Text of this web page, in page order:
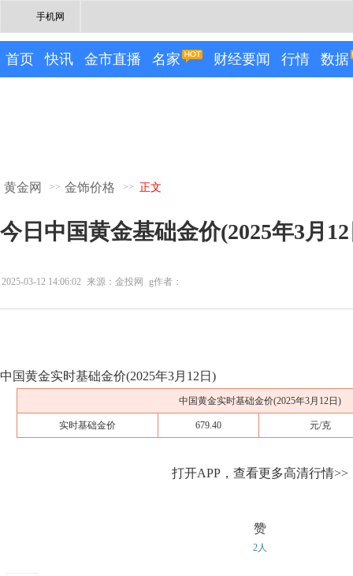
手机网
首页 快讯 金市直播 名家 财经要闻 行情 数据
黄金网 >> 金饰价格 >> 正文
今日中国黄金基础金价(2025年3月
2025-03-12 14:06:02 来源：金投网 g作者：
中国黄金实时基础金价(2025年3月12日)
中国黄金实时基础金价(2025年3月12日)
实时基础金价 679.40 元/克
打开APP，查看更多高清行情>>
赞
2人